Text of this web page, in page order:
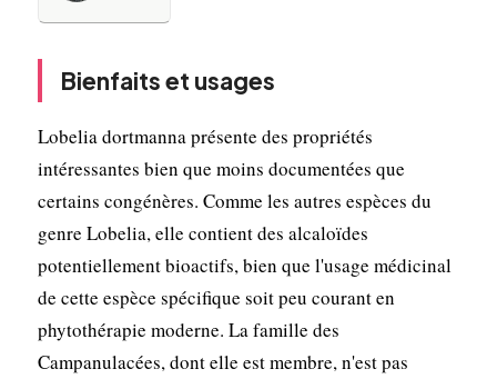
Bienfaits et usages
Lobelia dortmanna présente des propriétés
intéressantes bien que moins documentées que
certains congénères. Comme les autres espèces du
genre Lobelia, elle contient des alcaloïdes
potentiellement bioactifs, bien que l'usage médicinal
de cette espèce spécifique soit peu courant en
phytothérapie moderne. La famille des
Campanulacées, dont elle est membre, n'est pas